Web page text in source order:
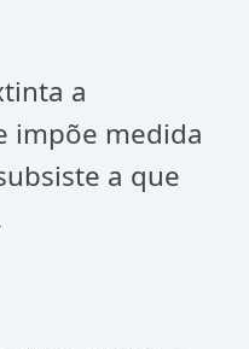
a
impõe medida
a que